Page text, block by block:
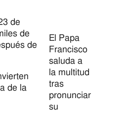
El Papa
Francisco
saluda a
la multitud
tras
pronunciar
su
de
de
de
de la